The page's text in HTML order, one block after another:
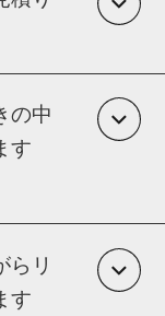
事制限も踏ま
をご提示でき
総額で判断で
の中
す
を総合的に見
らリ
す